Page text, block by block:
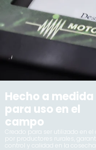
Hecho a medida
para uso en el
campo
Creado para ser utilizado en
por productores rurales,
control y calidad en la cosecha